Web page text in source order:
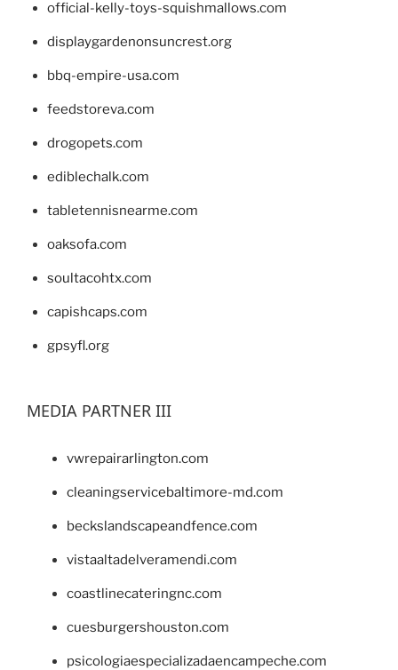
official-kelly-toys-squishmallows.com
displaygardenonsuncrest.org
bbq-empire-usa.com
feedstoreva.com
drogopets.com
ediblechalk.com
tabletennisnearme.com
oaksofa.com
soultacohtx.com
capishcaps.com
gpsyfl.org
MEDIA PARTNER III
vwrepairarlington.com
cleaningservicebaltimore-md.com
beckslandscapeandfence.com
vistaaltadelveramendi.com
coastlinecateringnc.com
cuesburgershouston.com
psicologiaespecializadaencampeche.com